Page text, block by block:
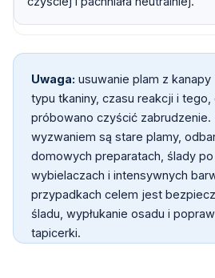
Uwaga: usuwanie plam z
typu tkaniny, czasu reakcji i
próbowano czyścić zabrudzenie.
wyzwaniem są stare plamy,
domowych preparatach, ślady po
wybielaczach i intensywnych
przypadkach celem jest
śladu, wypłukanie osadu i
tapicerki.